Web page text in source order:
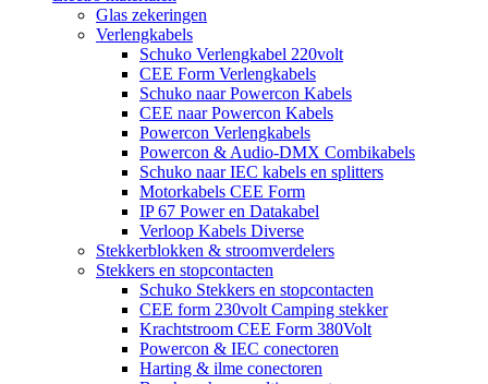
Glas zekeringen
Verlengkabels
Schuko Verlengkabel 220volt
CEE Form Verlengkabels
Schuko naar Powercon Kabels
CEE naar Powercon Kabels
Powercon Verlengkabels
Powercon & Audio-DMX Combikabels
Schuko naar IEC kabels en splitters
Motorkabels CEE Form
IP 67 Power en Datakabel
Verloop Kabels Diverse
Stekkerblokken & stroomverdelers
Stekkers en stopcontacten
Schuko Stekkers en stopcontacten
CEE form 230volt Camping stekker
Krachtstroom CEE Form 380Volt
Powercon & IEC conectoren
Harting & ilme conectoren